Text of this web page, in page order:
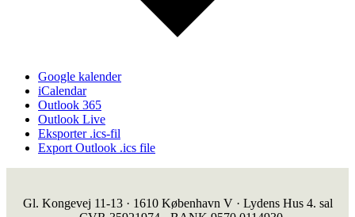
Google kalender
iCalendar
Outlook 365
Outlook Live
Eksporter .ics-fil
Export Outlook .ics file
Gl. Kongevej 11-13 · 1610 København V · Lydens Hus 4. sal